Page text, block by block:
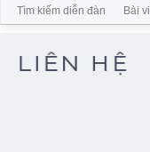
Tìm kiếm diễn đàn Bài